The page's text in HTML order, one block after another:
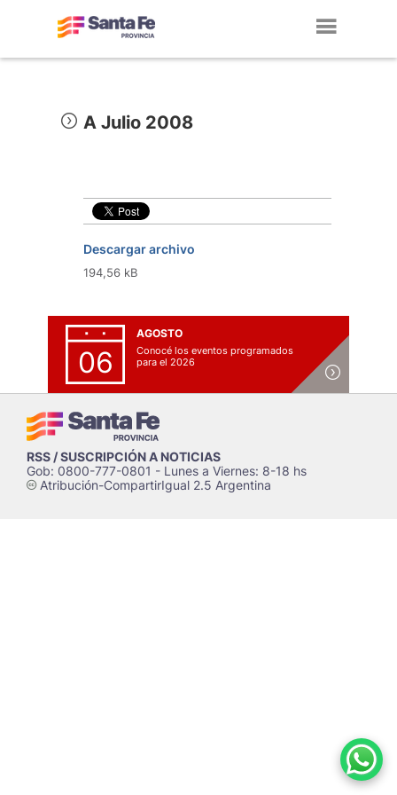
A Julio 2008
Descargar archivo
194,56 kB
06
AGOSTO
Conocé los eventos programados
para el 2026
RSS / SUSCRIPCIÓN A NOTICIAS
Gob: 0800-777-0801 - Lunes a Viernes: 8-18 hs
cAtribución-CompartirIgual 2.5 Argentina